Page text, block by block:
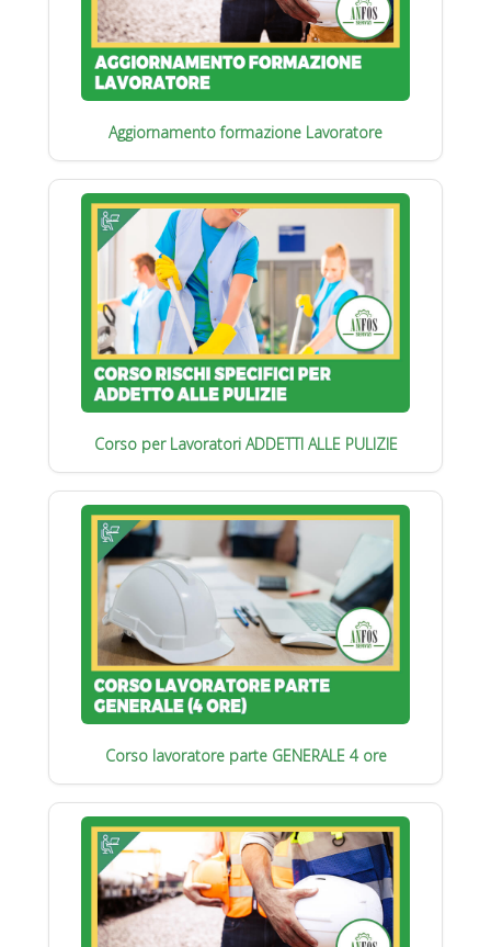
Aggiornamento formazione Lavoratore
Corso per Lavoratori ADDETTI ALLE PULIZIE
Corso lavoratore parte GENERALE 4 ore